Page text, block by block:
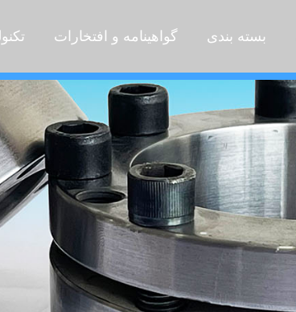
بسته بندی گواهینامه و افتخارات